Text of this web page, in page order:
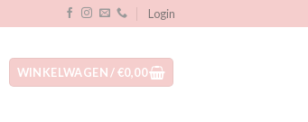
Login
WINKELWAGEN /€0,00